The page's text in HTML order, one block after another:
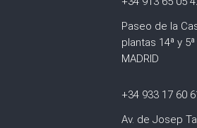
Paseo de la
plantas 14ª y
MADRID
+34 933 17 60
Av. de Josep